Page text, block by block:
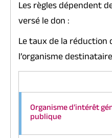
Les règles dépendent
versé le don :
Le taux de la réduction
l’organisme
Organisme d’intérêt
publique